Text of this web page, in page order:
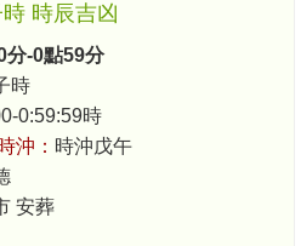
時辰吉凶
分-0點59分
時
0:59:59時
沖： 時沖戊午
安葬